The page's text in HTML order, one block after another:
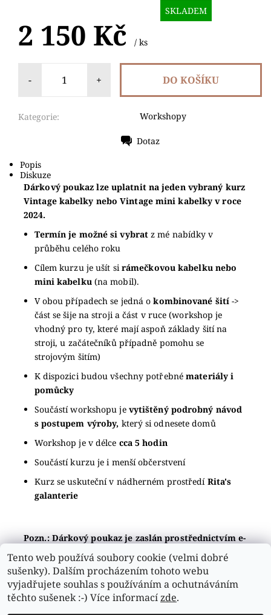
SKLADEM
2 150 Kč / ks
- +
Kategorie: Workshopy
Dotaz
Popis
Diskuze
Dárkový poukaz lze uplatnit na jeden vybraný kurz
Vintage kabelky nebo Vintage mini kabelky v roce
2024.
Termín je možné si vybrat z mé nabídky v
průběhu celého roku
Cílem kurzu je ušít sirámečkovou kabelku nebo
mini kabelku(na mobil).
V obou případech se jedná o kombinované šití ->
část se šije na stroji a část v ruce (workshop je
vhodný pro ty, které mají aspoň základy šití na
stroji, u začátečníků případně pomohu se
strojovým šitím)
K dispozici budou všechny potřebné materiály i
pomůcky
Součástí workshopu je vytištěný podrobný návod
s postupem výroby, který si odnesete domů
Workshop je v délce cca 5 hodin
Součástí kurzu je i menší občerstvení
Kurz se uskuteční v nádherném prostředí Rita's
galanterie
Pozn.: Dárkový poukaz je zaslán prostřednictvím e-
mailu.
Buďte první, kdo napíše příspěvek k této položce.
Přidat komentář
Tento web používá soubory cookie (velmi dobré
sušenky). Dalším procházením tohoto webu
vyjadřujete souhlas s používáním a ochutnáváním
těchto sušenek :-) Více informacízde.